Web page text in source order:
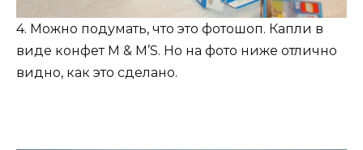
4. Можно подумать, что это фотошоп. Капли в
виде конфет M & M’S. Но на фото ниже отлично
видно, как это сделано.